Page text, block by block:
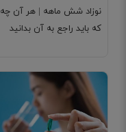
نوزاد شش ماهه | هر آن چه
که باید راجع به آن بدانید